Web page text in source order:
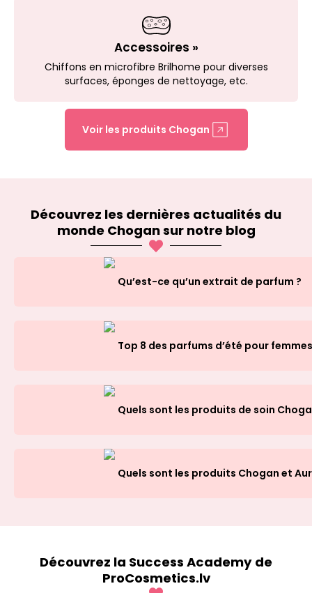
Accessoires »
Chiffons en microfibre Brilhome pour diverses
surfaces, éponges de nettoyage, etc.
Voir les produits Chogan
Découvrez les dernières actualités du
monde Chogan sur notre blog
Qu’est-ce qu’un extrait de parfum ?
Top 8 des parfums d’été pour
Quels sont les produits de soin
Quels sont les produits Chogan et
Découvrez la Success Academy de
ProCosmetics.lv